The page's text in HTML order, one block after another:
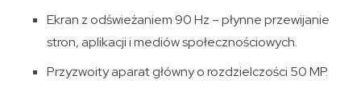
Ekran z odświeżaniem 90 Hz – płynne przewijanie
stron, aplikacji i mediów społecznościowych.
Przyzwoity aparat główny o rozdzielczości 50 MP.